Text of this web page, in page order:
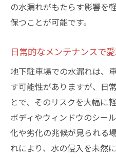
の水漏れがもたらす影響を
保つことが可能です。
日常的なメンテナンスで
地下駐車場での水漏れは、
す可能性がありますが、日
とで、そのリスクを大幅に
ボディやウィンドウのシー
化や劣化の兆候が見られる
れにより、水の侵入を未然